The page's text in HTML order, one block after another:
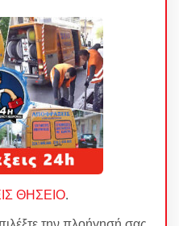
ΘΗΣΕΙΟ.